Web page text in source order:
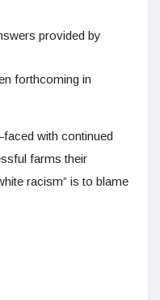
provided by
forthcoming in
with continued
farms their
racism” is to blame